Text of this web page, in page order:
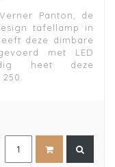
Panton, de
tafellamp in
deze dimbare
met LED
heet deze